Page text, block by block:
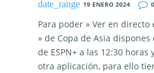
19 ENERO 2024 0
Para poder » Ver en directo
» de Copa de Asia dispones
de ESPN+ a las 12:30 horas
otra aplicación, para ello